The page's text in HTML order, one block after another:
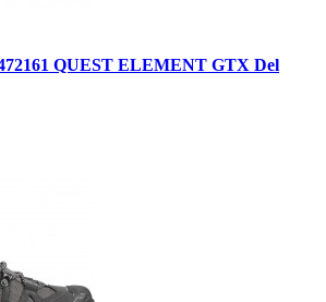
QUEST ELEMENT GTX Del